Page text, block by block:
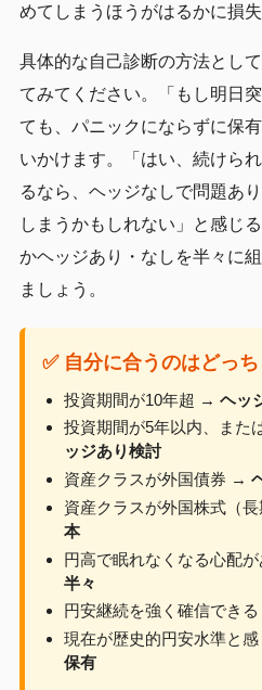
めてしまうほうがはるかに損
具体的な自己診断の方法とし
てみてください。「もし明日
ても、パニックにならずに保
いかけます。「はい、続けら
るなら、ヘッジなしで問題あ
しまうかもしれない」と感じ
かヘッジあり・なしを半々に
ましょう。
✅ 自分に合うのはどっ
投資期間が10年超 → ヘッ
投資期間が5年以内、また
ッジあり検討
資産クラスが外国債券 →
資産クラスが外国株式（
本
円高で眠れなくなる心配
半々
円安継続を強く確信でき
現在が歴史的円安水準と
保有